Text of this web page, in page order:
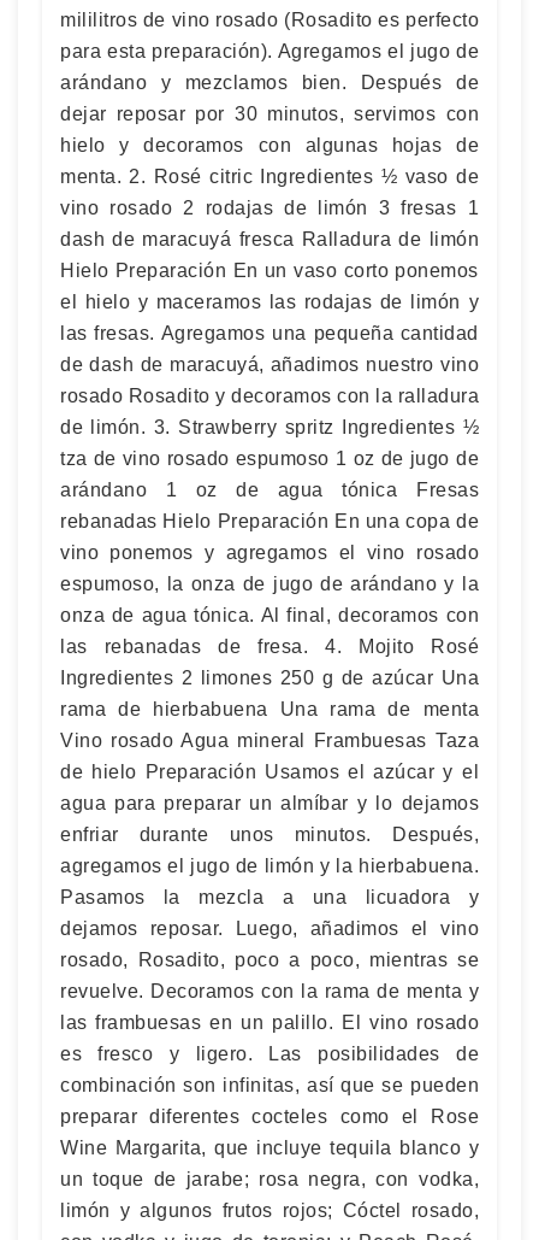
mililitros de vino rosado (Rosadito es perfecto
para esta preparación). Agregamos el jugo de
arándano y mezclamos bien. Después de
dejar reposar por 30 minutos, servimos con
hielo y decoramos con algunas hojas de
menta. 2. Rosé citric Ingredientes ½ vaso de
vino rosado 2 rodajas de limón 3 fresas 1
dash de maracuyá fresca Ralladura de limón
Hielo Preparación En un vaso corto ponemos
el hielo y maceramos las rodajas de limón y
las fresas. Agregamos una pequeña cantidad
de dash de maracuyá, añadimos nuestro vino
rosado Rosadito y decoramos con la ralladura
de limón. 3. Strawberry spritz Ingredientes ½
tza de vino rosado espumoso 1 oz de jugo de
arándano 1 oz de agua tónica Fresas
rebanadas Hielo Preparación En una copa de
vino ponemos y agregamos el vino rosado
espumoso, la onza de jugo de arándano y la
onza de agua tónica. Al final, decoramos con
las rebanadas de fresa. 4. Mojito Rosé
Ingredientes 2 limones 250 g de azúcar Una
rama de hierbabuena Una rama de menta
Vino rosado Agua mineral Frambuesas Taza
de hielo Preparación Usamos el azúcar y el
agua para preparar un almíbar y lo dejamos
enfriar durante unos minutos. Después,
agregamos el jugo de limón y la hierbabuena.
Pasamos la mezcla a una licuadora y
dejamos reposar. Luego, añadimos el vino
rosado, Rosadito, poco a poco, mientras se
revuelve. Decoramos con la rama de menta y
las frambuesas en un palillo. El vino rosado
es fresco y ligero. Las posibilidades de
combinación son infinitas, así que se pueden
preparar diferentes cocteles como el Rose
Wine Margarita, que incluye tequila blanco y
un toque de jarabe; rosa negra, con vodka,
limón y algunos frutos rojos; Cóctel rosado,